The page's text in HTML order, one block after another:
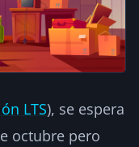
LTS), se espera
octubre pero